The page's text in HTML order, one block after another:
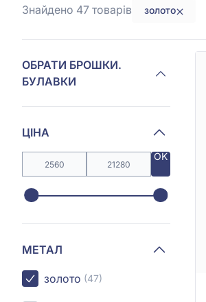
Знайдено 47 товарів золото
ОБРАТИ БРОШКИ.
БУЛАВКИ
ЦІНА
OK
МЕТАЛ
золото (47)